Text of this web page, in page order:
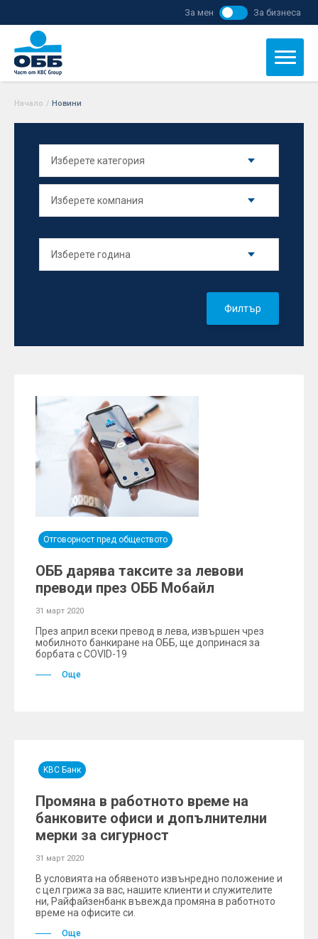
За мен За бизнеса
Начало / Новини
Филтър
Отговорност пред обществото
ОББ дарява таксите за левови
преводи през ОББ Мобайл
31 март 2020
През април всеки превод в лева, извършен чрез
мобилното банкиране на ОББ, ще допринася за
борбата с COVID-19
Още
KBC Банк
Промяна в работното време на
банковите офиси и допълнителни
мерки за сигурност
31 март 2020
В условията на обявеното извънредно положение и
с цел грижа за вас, нашите клиенти и служителите
ни, Райфайзенбанк въвежда промяна в работното
време на офисите си.
Още